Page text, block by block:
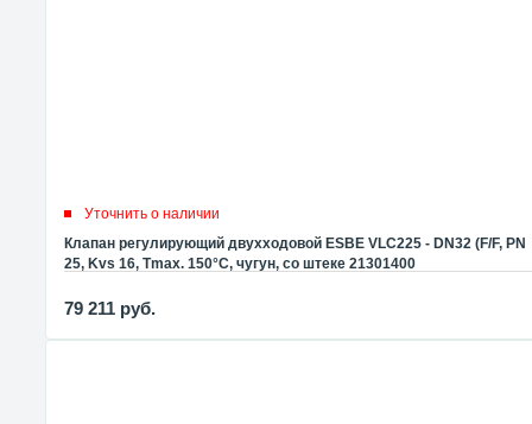
Уточнить о наличии
Клапан регулирующий двухходовой ESBE VLC225 - DN32 (F/F, PN
25, Kvs 16, Tmax. 150°C, чугун, со штеке 21301400
79 211 руб.